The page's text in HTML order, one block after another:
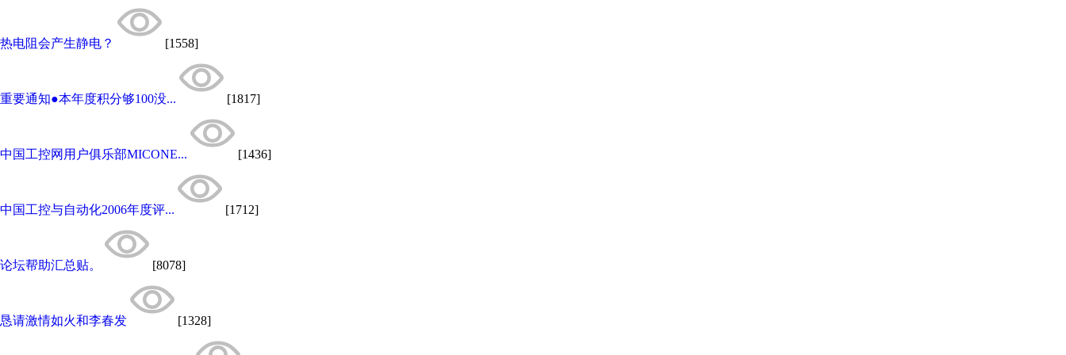
热电阻会产生静电？ [1558]
重要通知●本年度积分够100没... [1817]
中国工控网用户俱乐部MICONE... [1436]
中国工控与自动化2006年度评... [1712]
论坛帮助汇总贴。 [8078]
恳请激情如火和李春发 [1328]